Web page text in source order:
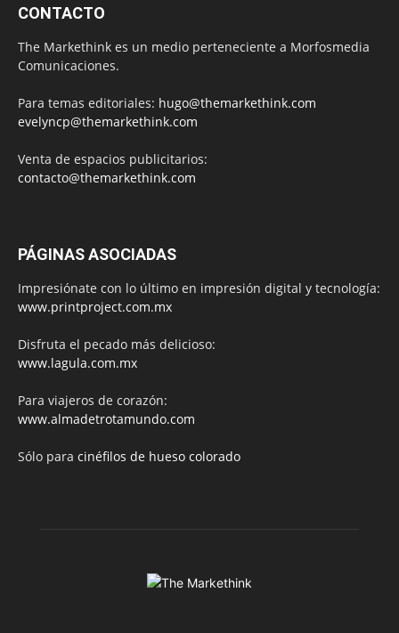
CONTACTO
The Markethink es un medio perteneciente a Morfosmedia
Comunicaciones.
Para temas editoriales: hugo@themarkethink.com
evelyncp@themarkethink.com
Venta de espacios publicitarios:
contacto@themarkethink.com
PÁGINAS ASOCIADAS
Impresiónate con lo último en impresión digital y tecnología:
www.printproject.com.mx
Disfruta el pecado más delicioso:
www.lagula.com.mx
Para viajeros de corazón:
www.almadetrotamundo.com
Sólo para cinéfilos de hueso colorado